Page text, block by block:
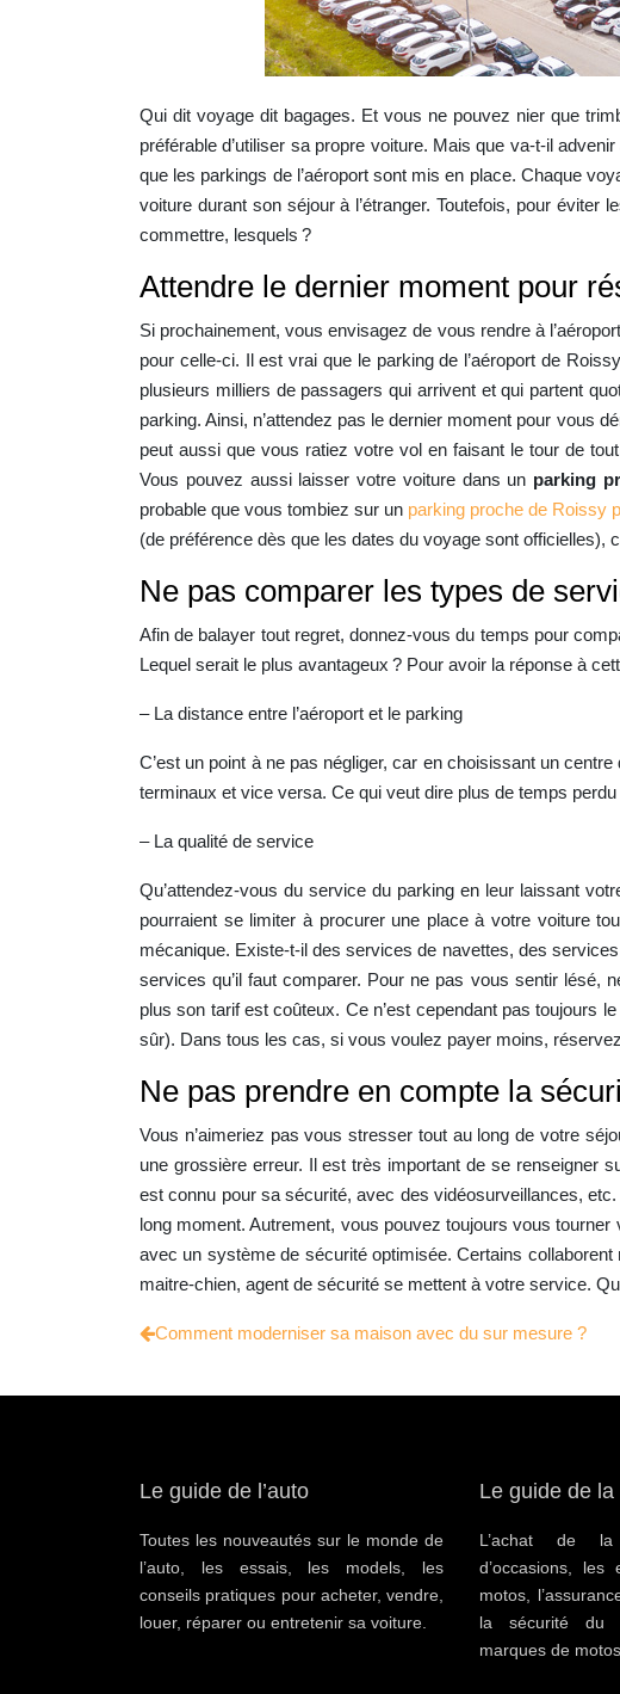
Qui dit voyage dit bagages. Et vous ne pouvez nier que
préférable d’utiliser sa propre voiture. Mais que va-t-il
que les parkings de l’aéroport sont mis en place. Chaque
voiture durant son séjour à l’étranger. Toutefois, pour
commettre, lesquels ?
Attendre le dernier moment pour
Si prochainement, vous envisagez de vous rendre à
pour celle-ci. Il est vrai que le parking de l’aéroport de
plusieurs milliers de passagers qui arrivent et qui partent
parking. Ainsi, n’attendez pas le dernier moment pour vous
peut aussi que vous ratiez votre vol en faisant le tour de
Vous pouvez aussi laisser votre voiture dans un parking
probable que vous tombiez sur un parking proche de Roissy
(de préférence dès que les dates du voyage sont officielles),
Ne pas comparer les types de
Afin de balayer tout regret, donnez-vous du temps pour
Lequel serait le plus avantageux ? Pour avoir la réponse à
– La distance entre l’aéroport et le parking
C’est un point à ne pas négliger, car en choisissant un
terminaux et vice versa. Ce qui veut dire plus de temps
– La qualité de service
Qu’attendez-vous du service du parking en leur laissant
pourraient se limiter à procurer une place à votre voiture
mécanique. Existe-t-il des services de navettes, des
services qu’il faut comparer. Pour ne pas vous sentir lésé,
plus son tarif est coûteux. Ce n’est cependant pas toujours
sûr). Dans tous les cas, si vous voulez payer moins,
Ne pas prendre en compte la
Vous n’aimeriez pas vous stresser tout au long de votre
une grossière erreur. Il est très important de se renseigner
est connu pour sa sécurité, avec des vidéosurveillances,
long moment. Autrement, vous pouvez toujours vous
avec un système de sécurité optimisée. Certains
maitre-chien, agent de sécurité se mettent à votre service.
Comment moderniser sa maison avec du sur mesure ?
Le guide de l’auto
Toutes les nouveautés sur le monde de
l’auto, les essais, les models, les
conseils pratiques pour acheter, vendre,
louer, réparer ou entretenir sa voiture.
Le guide de la
L’achat de
d’occasions, les
motos,
la sécurité du
marques de motos.